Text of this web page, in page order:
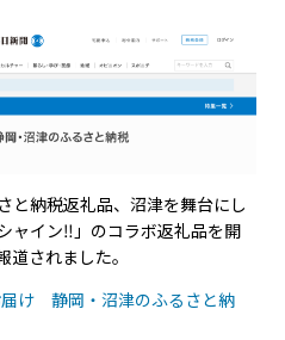
と納税返礼品、沼津を舞台にし
ャイン‼」のコラボ返礼品を開
されました。
届け 静岡・沼津のふるさと納